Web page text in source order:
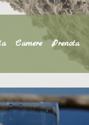
Camere Prenota